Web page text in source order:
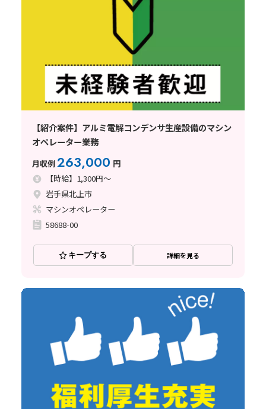
【紹介案件】アルミ電解コンデンサ生産設備のマシン
オペレーター業務
月収例263,000 円
【時給】1,300円～
岩手県北上市
マシンオペレーター
58688-00
キープする 詳細を見る